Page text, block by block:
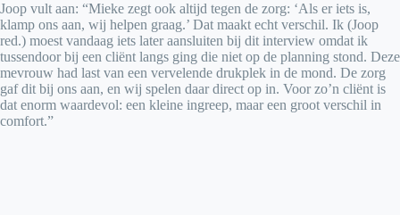
Joop vult aan: “Mieke zegt ook altijd tegen de zorg: ‘Als er iets is,
klamp ons aan, wij helpen graag.’ Dat maakt echt verschil. Ik (Joop
red.) moest vandaag iets later aansluiten bij dit interview omdat ik
tussendoor bij een cliënt langs ging die niet op de planning stond. Deze
mevrouw had last van een vervelende drukplek in de mond. De zorg
gaf dit bij ons aan, en wij spelen daar direct op in. Voor zo’n cliënt is
dat enorm waardevol: een kleine ingreep, maar een groot verschil in
comfort.”